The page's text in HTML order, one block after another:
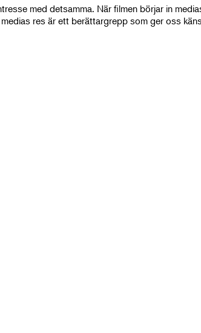
med detsamma. När filmen börjar in
res är ett berättargrepp som ger oss